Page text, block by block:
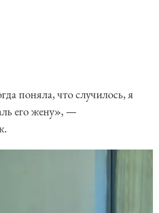
поняла, что случилось, я
его жену», —